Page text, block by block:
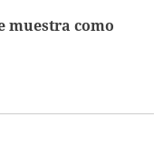
muestra como